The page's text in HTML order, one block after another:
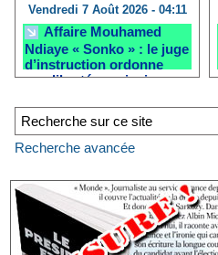
Vendredi 7 Août 2026 - 04:11
Affaire Mouhamed
Ndiaye « Sonko » : le juge
d’instruction ordonne
une liberté provisoire
l’enquête
Recherche avancée